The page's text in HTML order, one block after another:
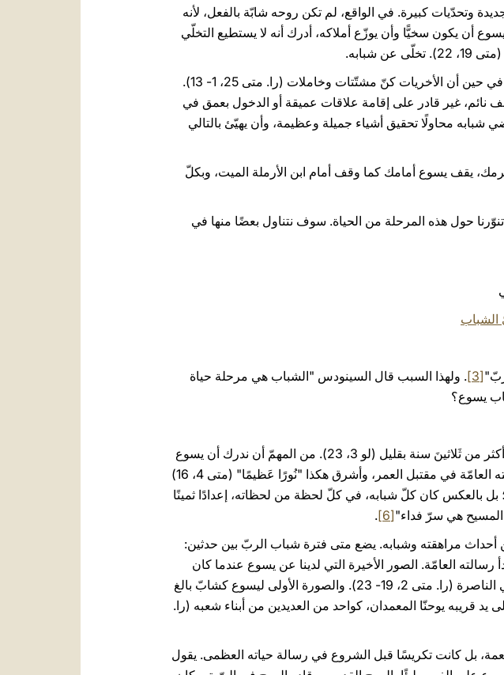
جديدة وتحدّيات كبيرة. في الواقع، لم تكن روحه شابّة بالفعل، لأنه
أن يكون سخيًّا وأن يوزّع أملاكه، أدرك أنه لا يستطيع التخلّي
19. يتحدّث الإنجيل أيضًا عن شابّات حكيمات، كنّ على استعداد ويقظات، في حين أن الأخريات كنّ مشتّتات وخاملات (را. متى 25، 1- 13).
غير قادر على إقامة علاقات عميقة أو الدخول بعمق في
محاولًا تحقيق أشياء جميلة وعظيمة، وأن يهيّئ بالتالي
يقف يسوع أمامك كما وقف أمام ابن الأرملة الميت، وبكلّ
حول هذه المرحلة من الحياة. سوف نتناول بعضًا منها في
الشباب
[3]
. ولهذا السبب قال السينودس "الشباب هي مرحلة حياة
يسوع؟
23. إن الربّ قد "لفَظَ الرُّوح" (متى 27، 50) فوق الصليب، وكان عمره أكثر من ثَلاثينَ سنة بقليل (لو 3، 23). من المهمّ أن ندرك أن يسوع
كان شابًّا. لقد وهب حياته عندما كان، بحسب معايير اليوم، شابًّا بالغًا. بدأ رسالته العامّة في مقتبل العمر، وأشرق هكذا "نُورًا عَظيمًا" (متى 4، 16)
بل بالعكس كان كلّ شبابه، في كلّ لحظة من لحظاته، إعدادًا ثمينًا
المسيح هي سرّ فداء"[6]
.
أحداث مراهقته وشبابه. يضع متى فترة شباب الربّ بين حدثين:
العامّة. الصور الأخيرة التي لدينا عن يسوع عندما كان
طفلًا هي صور لاجئ صغير في مصر (را. متى 2، 14- 15) وعودته إلى وطنه في الناصرة (را. متى 2، 19- 23). والصورة الأولى ليسوع كشابّ بالغ
قريبه يوحنّا المعمدان، كواحد من العديدين من أبناء شعبه (را.
بل كانت تكريسًا قبل الشروع في رسالة حياته العظمى. يقول